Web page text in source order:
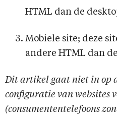
HTML dan de
Mobiele site; deze
andere HTML dan
Dit artikel gaat niet in op
configuratie van websites
(consumententelefoons